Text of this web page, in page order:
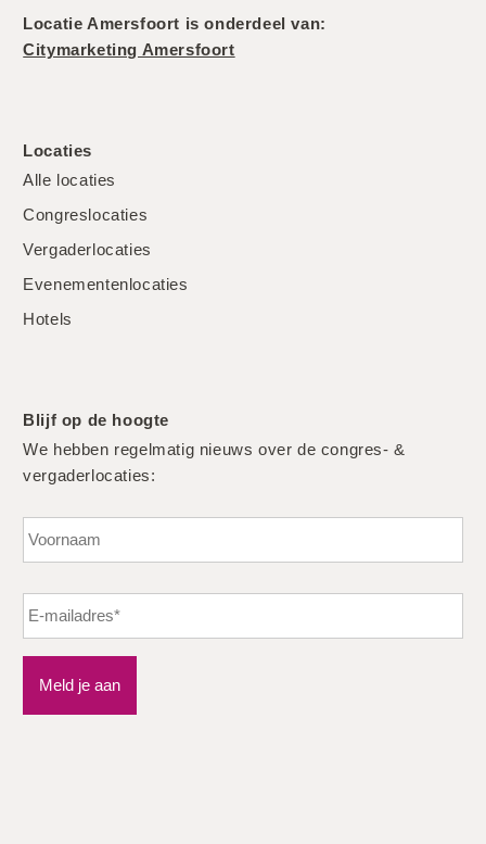
Locatie Amersfoort is onderdeel van:
Citymarketing Amersfoort
Locaties
Alle locaties
Congreslocaties
Vergaderlocaties
Evenementenlocaties
Hotels
Blijf op de hoogte
We hebben regelmatig nieuws over de congres- &
vergaderlocaties:
Meld je aan